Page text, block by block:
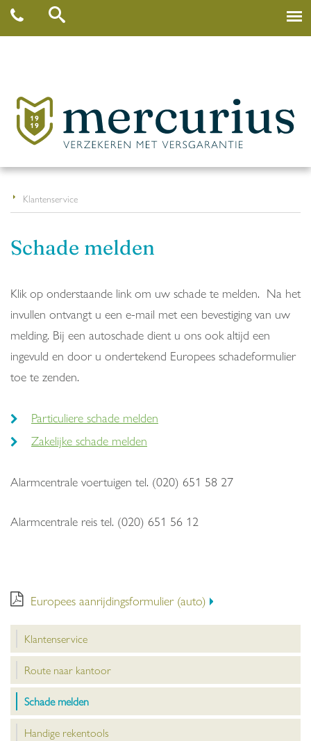
Klantenservice
Schade melden
Klik op onderstaande link om uw schade te melden. Na het
invullen ontvangt u een e-mail met een bevestiging van uw
melding. Bij een autoschade dient u ons ook altijd een
ingevuld en door u ondertekend Europees schadeformulier
toe te zenden.
Particuliere schade melden
Zakelijke schade melden
Alarmcentrale voertuigen tel. (020) 651 58 27
Alarmcentrale reis tel. (020) 651 56 12
Europees aanrijdingsformulier (auto)
Klantenservice
Route naar kantoor
Schade melden
Handige rekentools